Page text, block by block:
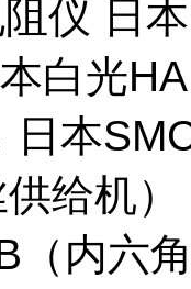
仪 日
白光
日本
给机
（内六